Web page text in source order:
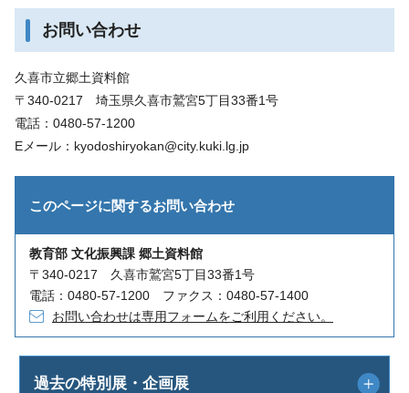
お問い合わせ
久喜市立郷土資料館
〒340-0217 埼玉県久喜市鷲宮5丁目33番1号
電話：0480-57-1200
Eメール：kyodoshiryokan@city.kuki.lg.jp
このページに関するお問い合わせ
教育部 文化振興課 郷土資料館
〒340-0217 久喜市鷲宮5丁目33番1号
電話：0480-57-1200 ファクス：0480-57-1400
お問い合わせは専用フォームをご利用ください。
過去の特別展・企画展